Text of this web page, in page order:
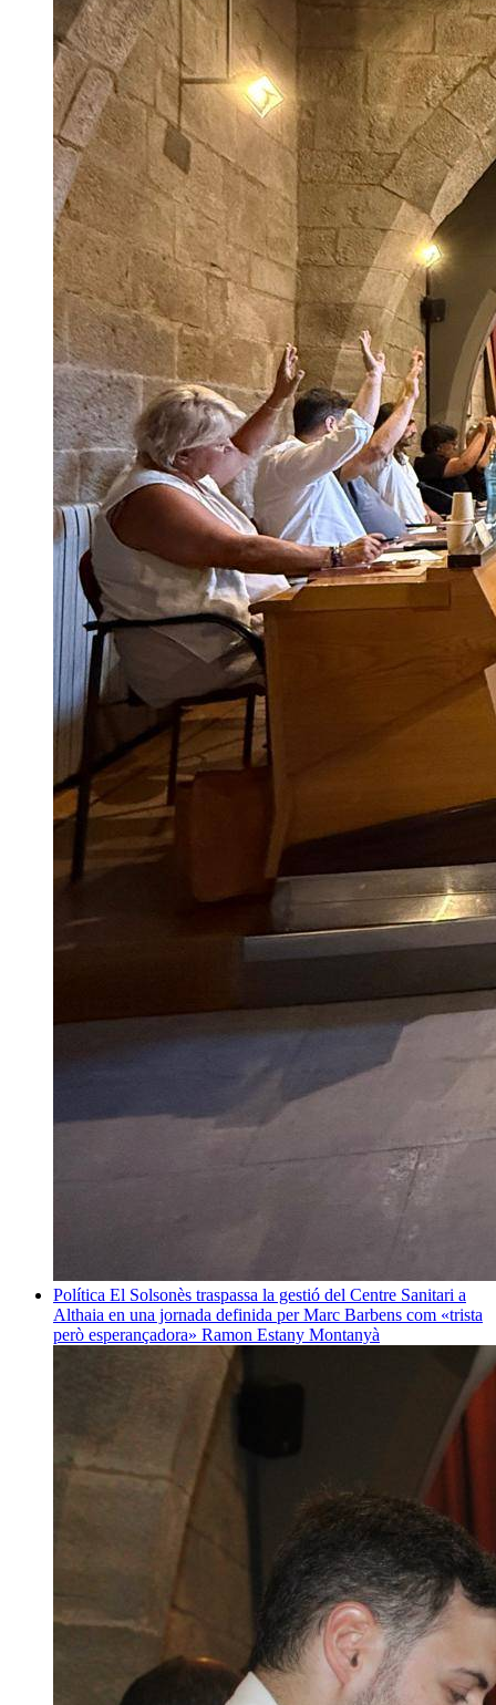
Política El Solsonès traspassa la gestió del Centre Sanitari a
Althaia en una jornada definida per Marc Barbens com «trista
però esperançadora» Ramon Estany Montanyà